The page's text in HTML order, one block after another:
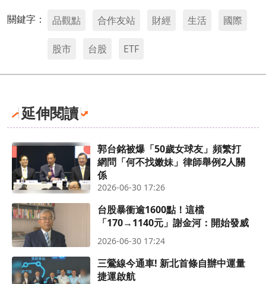
關鍵字： 品觀點 合作友站 財經 生活 國際
股市 台股 ETF
延伸閱讀
郭台銘被爆「50歲女球友」頻繁打
網問「何不找嫩妹」律師舉例2人關
係
2026-06-30 17:26
台股暴衝逾1600點！這檔
「170→1140元」謝金河：開始發威
2026-06-30 17:24
三鶯線今通車! 新北首條自辦中運量
捷運啟航